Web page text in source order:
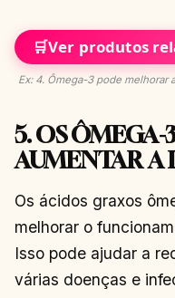
🛒Ver produtos
Ex: 4. Ômega-3 pode melhorar
5. OS
AUMENTAR A
Os ácidos graxos
melhorar o
Isso pode ajudar a
várias doenças e